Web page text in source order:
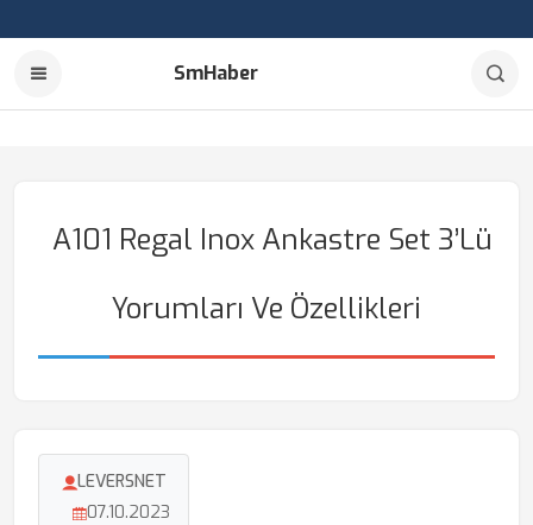
SmHaber
A101 Regal Inox Ankastre Set 3’lü
Yorumları Ve Özellikleri
LEVERSNET
07.10.2023